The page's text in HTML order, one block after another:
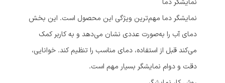
نمایشگر دما
نمایشگر دما مهم‌ترین ویژگی این محصول است. این بخش
دمای آب را به‌صورت عددی نشان می‌دهد و به کاربر کمک
می‌کند قبل از استفاده، دمای مناسب را تنظیم کند. خوانایی،
دقت و دوام نمایشگر بسیار مهم است.